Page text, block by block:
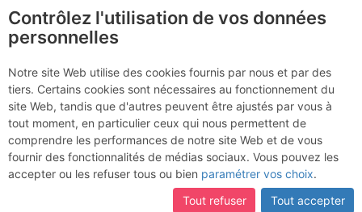
Alpi della Zillertal
Type de région massif
Contrôlez l'utilisation de vos données
personnelles
Notre site Web utilise des cookies fournis par nous et par des
tiers. Certains cookies sont nécessaires au fonctionnement du
site Web, tandis que d'autres peuvent être ajustés par vous à
tout moment, en particulier ceux qui nous permettent de
comprendre les performances de notre site Web et de vous
fournir des fonctionnalités de médias sociaux. Vous pouvez les
accepter ou les refuser tous ou bien paramétrer vos choix.
Tout refuser
Tout accepter